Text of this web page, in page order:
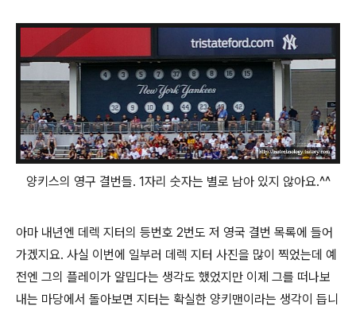
양키스의 영구 결번들. 1자리 숫자는 별로 남아 있지 않아요.^^
아마 내년엔 데렉 지터의 등번호 2번도 저 영국 결번 목록에 들어
가겠지요. 사실 이번에 일부러 데렉 지터 사진을 많이 찍었는데 예
전엔 그의 플레이가 얄밉다는 생각도 했었지만 이제 그를 떠나보
내는 마당에서 돌아보면 지터는 확실한 양키맨이라는 생각이 듭니